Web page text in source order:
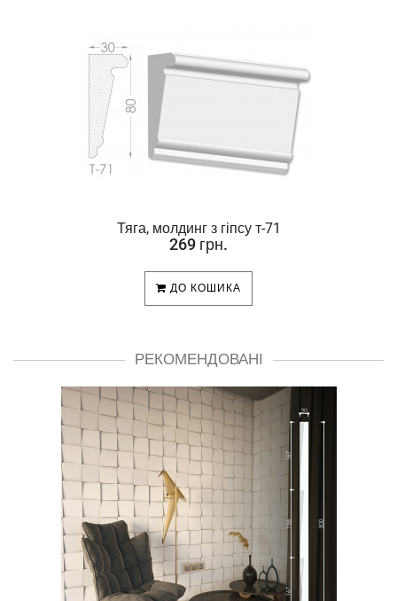
Тяга, молдинг з гіпсу т-71
269 грн.
ДО КОШИКА
РЕКОМЕНДОВАНІ